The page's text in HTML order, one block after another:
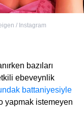
/ Instagram
bazıları
ebeveynlik
battaniyesiyle
yapmak istemeyen